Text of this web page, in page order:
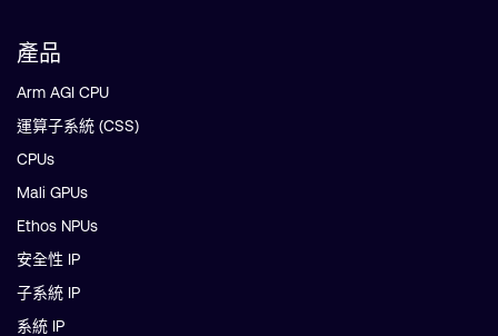
產品
Arm AGI CPU
運算子系統 (CSS)
CPUs
Mali GPUs
Ethos NPUs
安全性 IP
子系統 IP
系統 IP